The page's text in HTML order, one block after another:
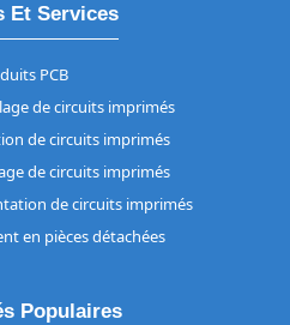
Et Services
PCB
de circuits imprimés
de circuits imprimés
de circuits imprimés
de circuits imprimés
en pièces détachées
Populaires